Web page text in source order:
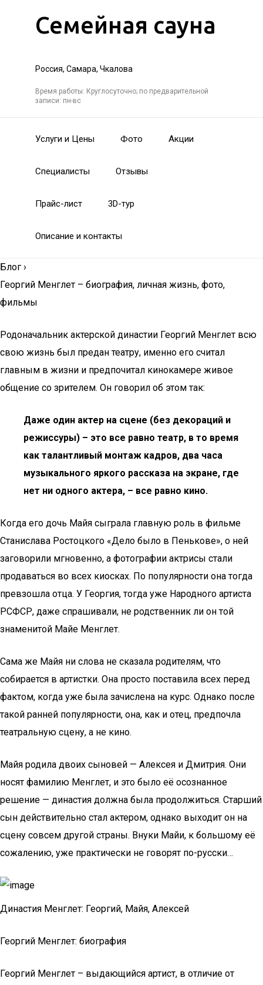
Семейная сауна
Россия, Самара, Чкалова
Время работы: Круглосуточно; по предварительной
записи: пн-вс
Услуги и Цены Фото Акции
Специалисты Отзывы
Прайс-лист 3D-тур
Описание и контакты
Блог ›
Георгий Менглет – биография, личная жизнь, фото,
фильмы
Родоначальник актерской династии Георгий Менглет всю
свою жизнь был предан театру, именно его считал
главным в жизни и предпочитал кинокамере живое
общение со зрителем. Он говорил об этом так:
Даже один актер на сцене (без декораций и
режиссуры) – это все равно театр, в то время
как талантливый монтаж кадров, два часа
музыкального яркого рассказа на экране, где
нет ни одного актера, – все равно кино.
Когда его дочь Майя сыграла главную роль в фильме
Станислава Ростоцкого «Дело было в Пенькове», о ней
заговорили мгновенно, а фотографии актрисы стали
продаваться во всех киосках. По популярности она тогда
превзошла отца. У Георгия, тогда уже Народного артиста
РСФСР, даже спрашивали, не родственник ли он той
знаменитой Майе Менглет.
Сама же Майя ни слова не сказала родителям, что
собирается в артистки. Она просто поставила всех перед
фактом, когда уже была зачислена на курс. Однако после
такой ранней популярности, она, как и отец, предпочла
театральную сцену, а не кино.
Майя родила двоих сыновей — Алексея и Дмитрия. Они
носят фамилию Менглет, и это было её осознанное
решение — династия должна была продолжиться. Старший
сын действительно стал актером, однако выходит он на
сцену совсем другой страны. Внуки Майи, к большому её
сожалению, уже практически не говорят по-русски…
Династия Менглет: Георгий, Майя, Алексей
Георгий Менглет: биография
Георгий Менглет – выдающийся артист, в отличие от